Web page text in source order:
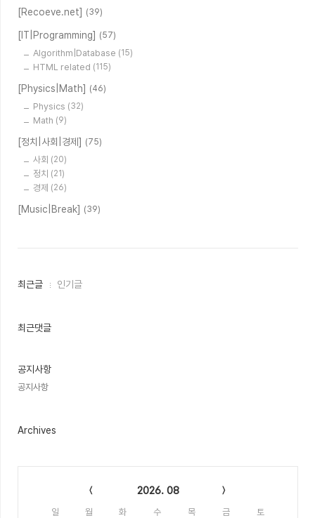
[Recoeve.net] (39)
[IT|Programming] (57)
Algorithm|Database (15)
HTML related (115)
[Physics|Math] (46)
Physics (32)
Math (9)
[정치|사회|경제] (75)
사회 (20)
정치 (21)
경제 (26)
[Music|Break] (39)
최
인
최근글 인기글
최근댓글
공지사항
공지사항
Archives
2026. 08
일 월 화 수 목 금 토